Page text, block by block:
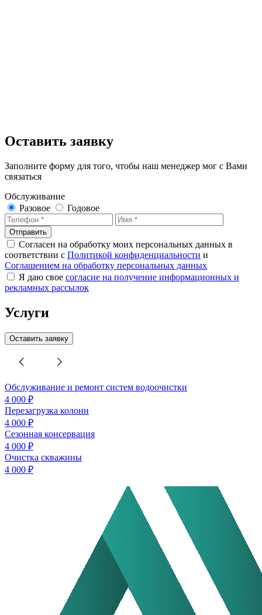
Оставить заявку
Заполните форму для того, чтобы наш менеджер мог с Вами
связаться
Обслуживание
Разовое
Годовое
Отправить
Согласен на обработку моих персональных данных в
соответствии с Политикой конфиденциальности и
Соглашением на обработку персональных данных
Я даю свое согласие на получение информационных и
рекламных рассылок
Услуги
Оставить заявку
Обслуживание и ремонт систем водоочистки
4 000 ₽
Перезагрузка колонн
4 000 ₽
Сезонная консервация
4 000 ₽
Очистка скважины
4 000 ₽